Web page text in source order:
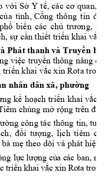
với Sở Y tế, các cơ quan,
của tỉnh, Cổng thông tin
phổ biến các chủ trương, cơ
sự cần thiết triển khai vắc
Phát thanh và Truyền
việc truyền thông nâng
triển khai vắc xin Rota
nhân dân xã, phường
kế hoạch triển khai vắc
chủng mở rộng trên địa
công tác thông tin,
đối tượng, lịch tiêm
bà mẹ theo dõi và phát hiện,
lực lượng của các ban,
triển khai vắc xin Rota